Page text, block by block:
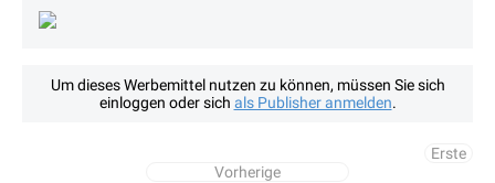
Um dieses Werbemittel nutzen zu können, müssen Sie sich
einloggen oder sich als Publisher anmelden.
Erste
Vorherige